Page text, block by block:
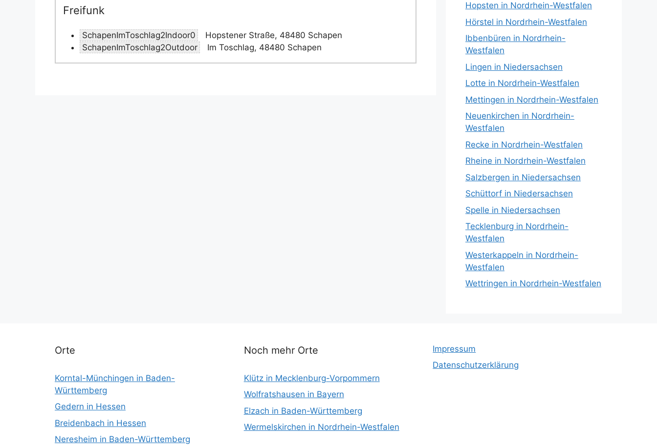
Freifunk
SchapenImToschlag2Indoor0
Hopstener Straße, 48480 Schapen
SchapenImToschlag2Outdoor
Im Toschlag, 48480 Schapen
Hopsten in Nordrhein-Westfalen
Hörstel in Nordrhein-Westfalen
Ibbenbüren in Nordrhein-
Westfalen
Lingen in Niedersachsen
Lotte in Nordrhein-Westfalen
Mettingen in Nordrhein-Westfalen
Neuenkirchen in Nordrhein-
Westfalen
Recke in Nordrhein-Westfalen
Rheine in Nordrhein-Westfalen
Salzbergen in Niedersachsen
Schüttorf in Niedersachsen
Spelle in Niedersachsen
Tecklenburg in Nordrhein-
Westfalen
Westerkappeln in Nordrhein-
Westfalen
Wettringen in Nordrhein-Westfalen
Orte
Korntal-Münchingen in Baden-
Württemberg
Gedern in Hessen
Breidenbach in Hessen
Neresheim in Baden-Württemberg
Noch mehr Orte
Klütz in Mecklenburg-Vorpommern
Wolfratshausen in Bayern
Elzach in Baden-Württemberg
Wermelskirchen in Nordrhein-Westfalen
Impressum
Datenschutzerklärung